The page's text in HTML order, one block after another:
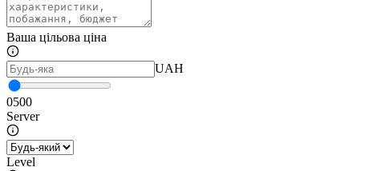
Ваша цільова ціна
UAH
0500
Server
Level